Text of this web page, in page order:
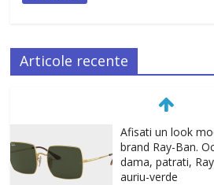
Articole recente
Afisati un look
brand Ray-Ban.
dama, patrati,
auriu-verde